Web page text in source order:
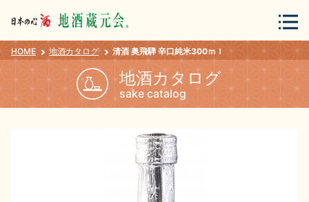
会員登録 ログイン
HOME 地酒カタログ 清酒 奥飛騨 辛口純米300ｍｌ
地酒カタログ
sake catalog